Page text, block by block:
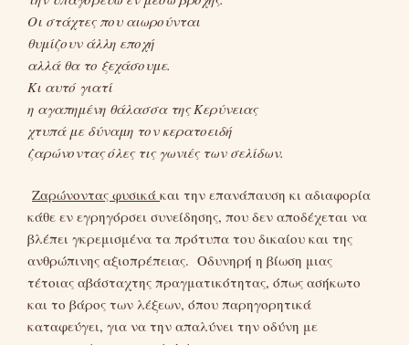
Οι στάχτες που αιωρούνται
θυμίζουν άλλη εποχή
αλλά θα το ξεχάσουμε.
Κι αυτό γιατί
η αγαπημένη θάλασσα της Κερύνειας
χτυπά με δύναμη τον κερατοειδή
ζαρώνοντας όλες τις γωνιές των σελίδων.
Ζαρώνοντας φυσικά και την επανάπαυση κι αδιαφορία
κάθε εν εγρηγόρσει συνείδησης, που δεν αποδέχεται να
βλέπει γκρεμισμένα τα πρότυπα του δικαίου και της
ανθρώπινης αξιοπρέπειας. Οδυνηρή η βίωση μιας
τέτοιας αβάσταχτης πραγματικότητας, όπως ασήκωτο
και το βάρος των λέξεων, όπου παρηγορητικά
καταφεύγει, για να την απαλύνει την οδύνη με